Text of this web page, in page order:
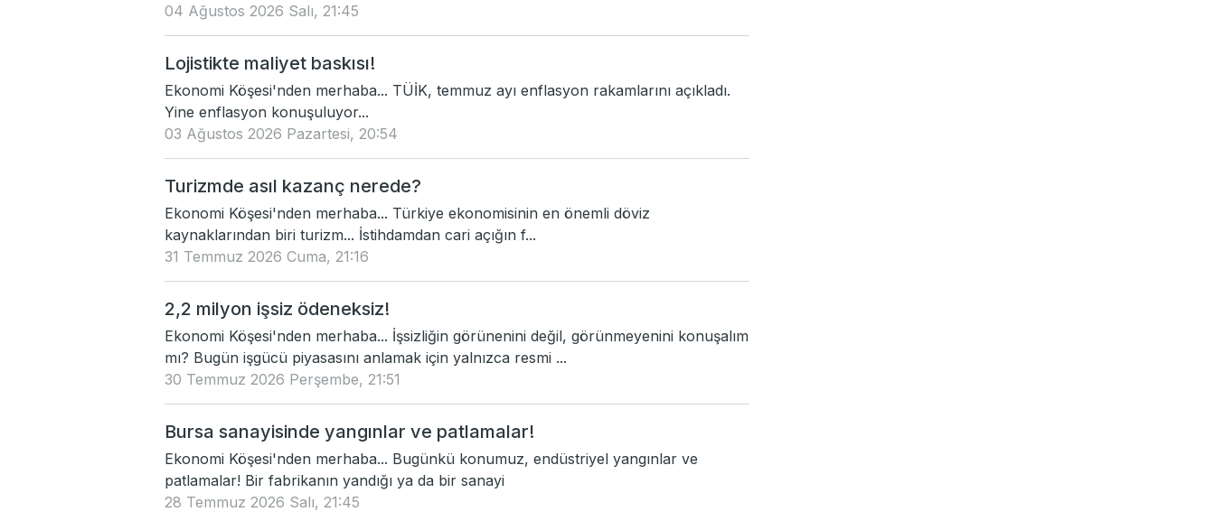
04 Ağustos 2026 Salı, 21:45
Lojistikte maliyet baskısı!
Ekonomi Köşesi'nden merhaba... TÜİK, temmuz ayı enflasyon rakamlarını açıkladı.
Yine enflasyon konuşuluyor...
03 Ağustos 2026 Pazartesi, 20:54
Turizmde asıl kazanç nerede?
Ekonomi Köşesi'nden merhaba... Türkiye ekonomisinin en önemli döviz
kaynaklarından biri turizm... İstihdamdan cari açığın f...
31 Temmuz 2026 Cuma, 21:16
2,2 milyon işsiz ödeneksiz!
Ekonomi Köşesi'nden merhaba... İşsizliğin görünenini değil, görünmeyenini konuşalım
mı? Bugün işgücü piyasasını anlamak için yalnızca resmi ...
30 Temmuz 2026 Perşembe, 21:51
Bursa sanayisinde yangınlar ve patlamalar!
Ekonomi Köşesi'nden merhaba... Bugünkü konumuz, endüstriyel yangınlar ve
patlamalar! Bir fabrikanın yandığı ya da bir sanayi
28 Temmuz 2026 Salı, 21:45